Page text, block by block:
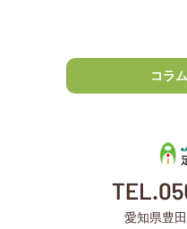
コラ
愛知県豊